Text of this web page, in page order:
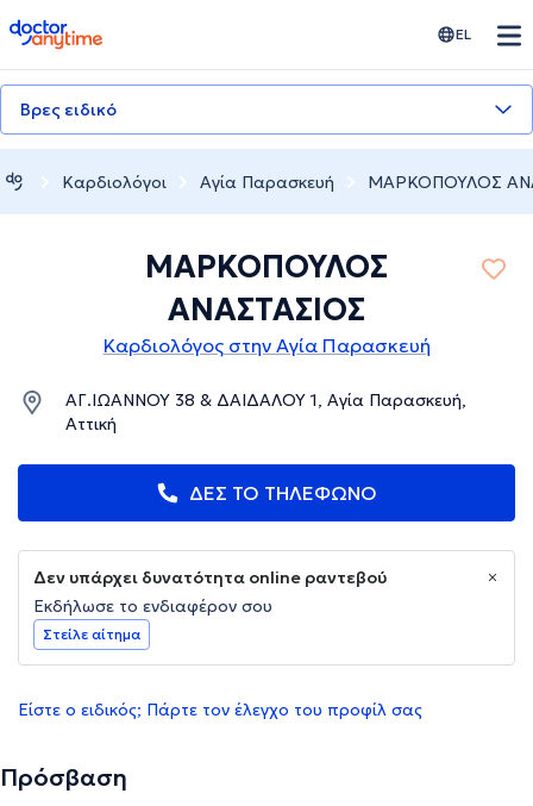
doctoranytime EL
Βρες ειδικό
Καρδιολόγοι Αγία Παρασκευή ΜΑΡΚΟΠΟΥΛΟΣ
ΜΑΡΚΟΠΟΥΛΟΣ
ΑΝΑΣΤΑΣΙΟΣ
Καρδιολόγος στην Αγία Παρασκευή
ΑΓ.ΙΩΑΝΝΟΥ 38 & ΔΑΙΔΑΛΟΥ 1, Αγία Παρασκευή,
Αττική
ΔΕΣ ΤΟ ΤΗΛΕΦΩΝΟ
Δεν υπάρχει δυνατότητα online ραντεβού
Εκδήλωσε το ενδιαφέρον σου
Στείλε αίτημα
Είστε ο ειδικός; Πάρτε τον έλεγχο του προφίλ σας
Πρόσβαση